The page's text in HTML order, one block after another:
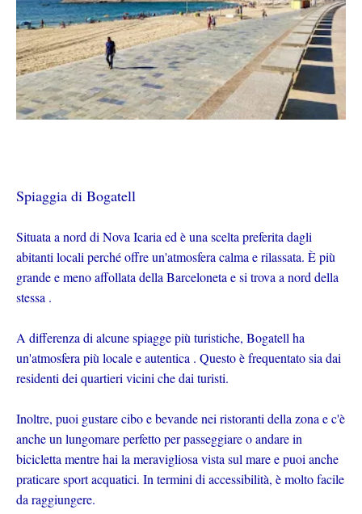
Spiaggia di Bogatell
Situata a nord di Nova Icaria ed è una scelta preferita dagli
abitanti locali perché offre un'atmosfera calma e rilassata. È più
grande e meno affollata della Barceloneta e si trova a nord della
stessa .
A differenza di alcune spiagge più turistiche, Bogatell ha
un'atmosfera più locale e autentica . Questo è frequentato sia dai
residenti dei quartieri vicini che dai turisti.
Inoltre, puoi gustare cibo e bevande nei ristoranti della zona e c'è
anche un lungomare perfetto per passeggiare o andare in
bicicletta mentre hai la meravigliosa vista sul mare e puoi anche
praticare sport acquatici. In termini di accessibilità, è molto facile
da raggiungere.